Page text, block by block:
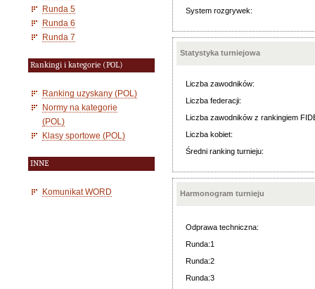
Runda 5
Runda 6
Runda 7
Rankingi i kategorie (POL)
Ranking uzyskany (POL)
Normy na kategorie
(POL)
Klasy sportowe (POL)
INNE
Komunikat WORD
System rozgrywek:
Statystyka turniejowa
Liczba zawodników:
Liczba federacji:
Liczba zawodników z rankingiem
Liczba kobiet:
Średni ranking turnieju:
Harmonogram turnieju
Odprawa techniczna:
Runda:1
Runda:2
Runda:3